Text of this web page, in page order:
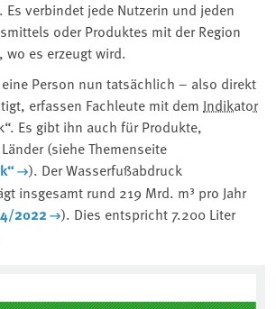
Es verbindet jede Nutzerin und jeden
oder Produktes mit der Region
wo es erzeugt wird.
Person nun tatsächlich – also direkt
erfassen Fachleute mit dem Indikator
Es gibt ihn auch für Produkte,
(siehe Themenseite
). Der Wasserfußabdruck
insgesamt rund 219 Mrd. m³ pro Jahr
2022
). Dies entspricht 7.200 Liter